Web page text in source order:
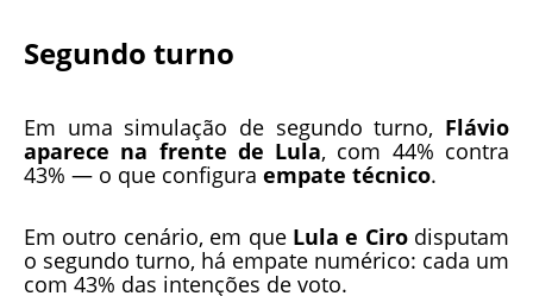
Segundo turno
Em uma simulação de segundo turno, Flávio
aparece na frente de Lula, com 44% contra
43% — o que configura empate técnico.
Em outro cenário, em que Lula e Ciro disputam
o segundo turno, há empate numérico: cada um
com 43% das intenções de voto.